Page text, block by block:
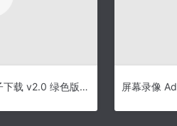
刷视频人气 白云视频刷子下载 v2.0 绿色版（支持土豆、新浪、腾讯） 屏幕录像